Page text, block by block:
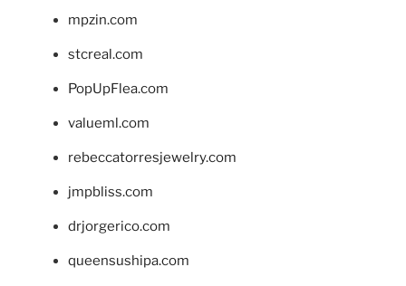
mpzin.com
stcreal.com
PopUpFlea.com
valueml.com
rebeccatorresjewelry.com
jmpbliss.com
drjorgerico.com
queensushipa.com